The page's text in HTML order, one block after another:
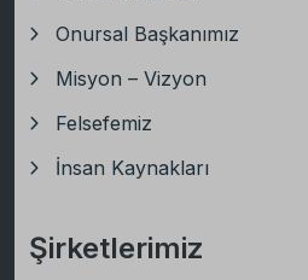
Onursal Başkanımız
Misyon – Vizyon
Felsefemiz
İnsan Kaynakları
Şirketlerimiz